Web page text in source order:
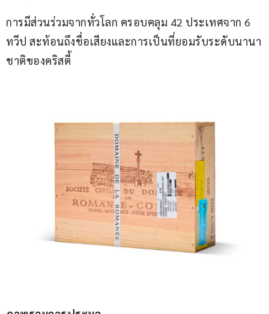
การมีส่วนร่วมจากทั่วโลก ครอบคลุม 42 ประเทศจาก 6
ทวีป สะท้อนถึงชื่อเสียงและการเป็นที่ยอมรับระดับนานา
ชาติของคริสตี้